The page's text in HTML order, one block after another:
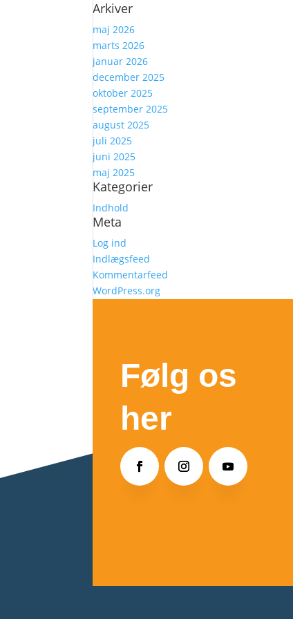
Arkiver
maj 2026
marts 2026
januar 2026
december 2025
oktober 2025
september 2025
august 2025
juli 2025
juni 2025
maj 2025
Kategorier
Indhold
Meta
Log ind
Indlægsfeed
Kommentarfeed
WordPress.org
Følg os
her